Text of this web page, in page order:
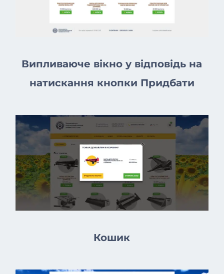
Випливаюче вікно у відповідь на
натискання кнопки Придбати
Кошик